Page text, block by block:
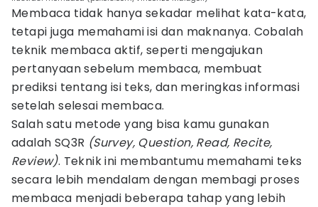
Membaca tidak hanya sekadar melihat kata-kata,
tetapi juga memahami isi dan maknanya. Cobalah
teknik membaca aktif, seperti mengajukan
pertanyaan sebelum membaca, membuat
prediksi tentang isi teks, dan meringkas informasi
setelah selesai membaca.
Salah satu metode yang bisa kamu gunakan
adalah SQ3R (Survey, Question, Read, Recite,
Review). Teknik ini membantumu memahami teks
secara lebih mendalam dengan membagi proses
membaca menjadi beberapa tahap yang lebih